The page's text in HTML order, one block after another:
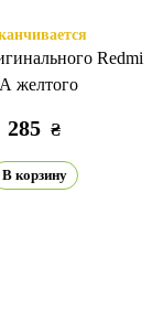
Redmi
желтого
285 ₴
В корзину